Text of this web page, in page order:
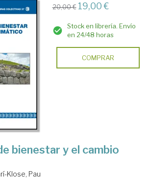
20,00 € 19,00 €
Stock en librería. Envío
en 24/48 horas
COMPRAR
bienestar y el cambio
Klose, Pau